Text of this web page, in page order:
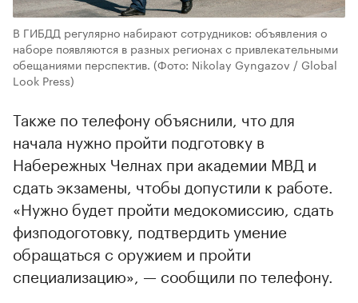
В ГИБДД регулярно набирают сотрудников: объявления о
наборе появляются в разных регионах с привлекательными
обещаниями перспектив. (Фото: Nikolay Gyngazov / Global
Look Press)
Также по телефону объяснили, что для
начала нужно пройти подготовку в
Набережных Челнах при академии МВД и
сдать экзамены, чтобы допустили к работе.
«Нужно будет пройти медокомиссию, сдать
физподоготовку, подтвердить умение
обращаться с оружием и пройти
специализацию», — сообщили по телефону.